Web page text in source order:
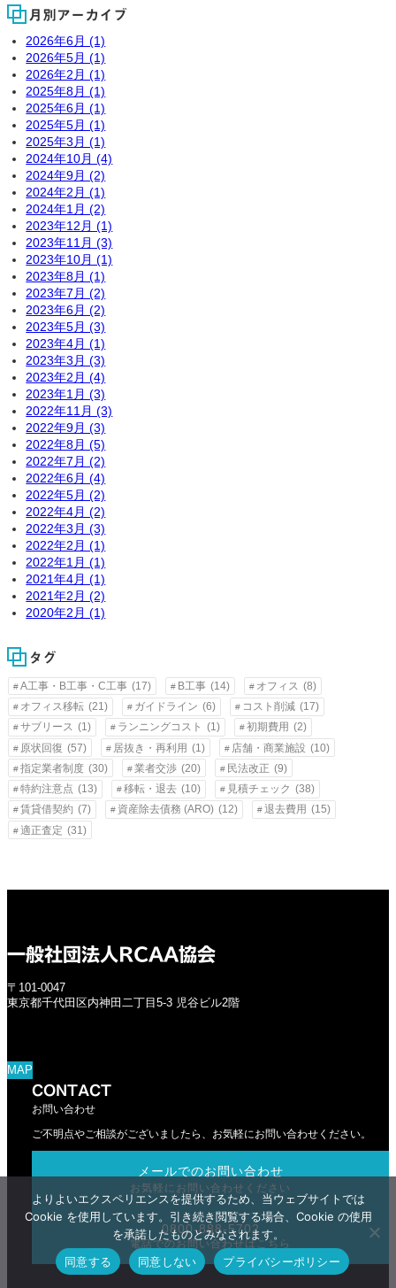
月別アーカイブ
2026年6月 (1)
2026年5月 (1)
2026年2月 (1)
2025年8月 (1)
2025年6月 (1)
2025年5月 (1)
2025年3月 (1)
2024年10月 (4)
2024年9月 (2)
2024年2月 (1)
2024年1月 (2)
2023年12月 (1)
2023年11月 (3)
2023年10月 (1)
2023年8月 (1)
2023年7月 (2)
2023年6月 (2)
2023年5月 (3)
2023年4月 (1)
2023年3月 (3)
2023年2月 (4)
2023年1月 (3)
2022年11月 (3)
2022年9月 (3)
2022年8月 (5)
2022年7月 (2)
2022年6月 (4)
2022年5月 (2)
2022年4月 (2)
2022年3月 (3)
2022年2月 (1)
2022年1月 (1)
2021年4月 (1)
2021年2月 (2)
2020年2月 (1)
タグ
A工事・B工事・C工事 (17) B工事 (14) オフィス (8)
オフィス移転 (21) ガイドライン (6) コスト削減 (17)
サブリース (1) ランニングコスト (1) 初期費用 (2)
原状回復 (57) 居抜き・再利用 (1) 店舗・商業施設 (10)
指定業者制度 (30) 業者交渉 (20) 民法改正 (9)
特約注意点 (13) 移転・退去 (10) 見積チェック (38)
賃貸借契約 (7) 資産除去債務 (ARO) (12) 退去費用 (15)
適正査定 (31)
一般社団法人RCAA協会
〒101-0047
東京都千代田区内神田二丁目5-3 児谷ビル2階
MAP
CONTACT
お問い合わせ
ご不明点やご相談がございましたら、お気軽にお問い合わせください。
メールでのお問い合わせ
お気軽にお問い合わせください
0800-888-5702
電話でのお問い合わせはこちら
よりよいエクスペリエンスを提供するため、当ウェブサイトでは
Cookie を使用しています。引き続き閲覧する場合、Cookie の使用
を承諾したものとみなされます。
同意する
同意しない プライバシーポリシー